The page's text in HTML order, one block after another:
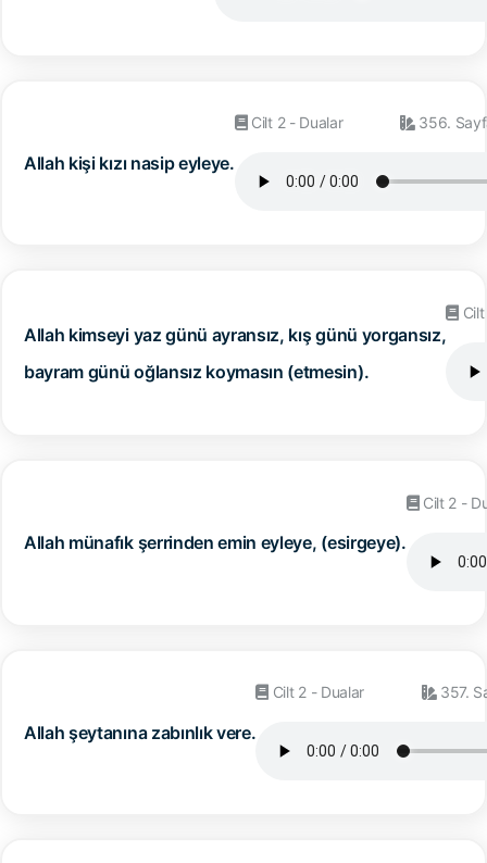
Allah kişi kızı nasip eyleye.
Cilt 2 - Dualar 356.
Allah kimseyi yaz günü ayransız, kış günü yorgansız,
bayram günü oğlansız koymasın (etmesin).
Allah münafık şerrinden emin eyleye, (esirgeye).
Cilt 2 -
Allah şeytanına zabınlık vere.
Cilt 2 - Dualar 357.